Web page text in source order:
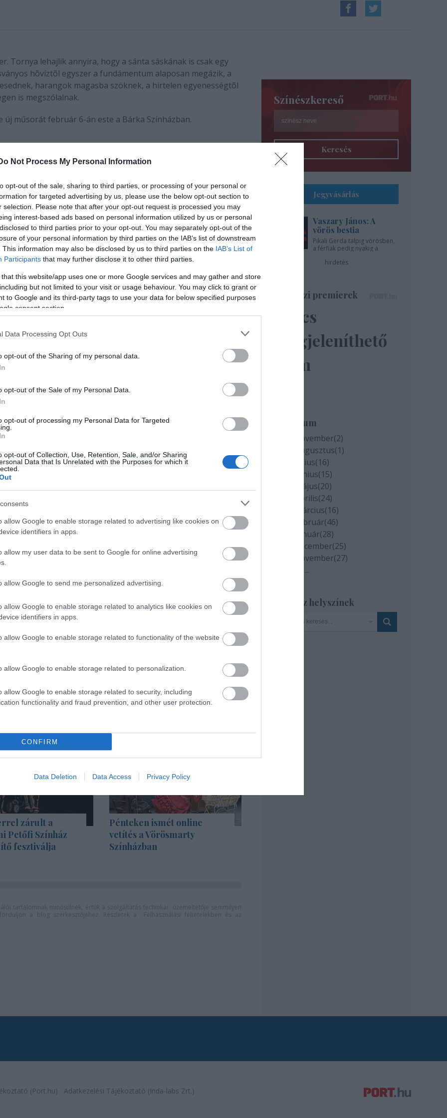
Not Process My Personal Information
opt-out of the sale, sharing to third parties, or processing of your personal or
for targeted advertising by us, please use the below opt-out section to
selection. Please note that after your opt-out request is processed you may
interest-based ads based on personal information utilized by us or personal
to third parties prior to your opt-out. You may separately opt-out of the
of your personal information by third parties on the IAB’s list of downstream
This information may also be disclosed by us to third parties on the IAB’s List of
Participants that may further disclose it to other third parties.
that this website/app uses one or more Google services and may gather and store
but not limited to your visit or usage behaviour. You may click to grant or
to Google and its third-party tags to use your data for below specified purposes
consent section.
Data Processing Opt Outs
opt-out of the Sharing of my personal data.
opt-out of the Sale of my Personal Data.
opt-out of processing my Personal Data for Targeted
opt-out of Collection, Use, Retention, Sale, and/or Sharing
Data that Is Unrelated with the Purposes for which it
allow Google to enable storage related to advertising like cookies on
identifiers in apps.
allow my user data to be sent to Google for online advertising
allow Google to send me personalized advertising.
allow Google to enable storage related to analytics like cookies on
identifiers in apps.
allow Google to enable storage related to functionality of the website
allow Google to enable storage related to personalization.
allow Google to enable storage related to security, including
functionality and fraud prevention, and other user protection.
CONFIRM
Data Deletion Data Access Privacy Policy
Tornya lehajlik annyira, hogy a sánta sáskának is csak egy
hõvíztõl egyszer a fundámentum alaposan megázik, a
harangok magasba szöknek, a hirtelen egyenességtõl
is megszólalnak.
új műsorát február 6-án este a Bárka Színházban.
hangján.
lehajlik annyira,
a harang. De a jó
megázik, a
harangok magasba
Messzi szállásokon
magát. Szekeres a
süvegébe
vizébe űle.
A megázott
Kun a vízbűl
emelkedvén
Molnár Miklós,
Mester László
Miklós, Galát
lavór,
gyerekek
zárult a
Petőfi Színház
fesztiválja
Pénteken ismét online
vetítés a Vörösmarty
Színházban
Színészkereső
Keresés
Jegyvásárlás
Vaszary János: A
vörös bestia
Pikali Gerda talpig vörösben,
a férfiak pedig nyakig a
hirdetés
Színházi premierek
Nincs
megjeleníthető
elem
Archívum
2020 november(2)
2020 augusztus(1)
2020 július(16)
2020 június(15)
2020 május(20)
2020 április(24)
2020 március(16)
2020 február(46)
2020 január(28)
2019 december(25)
2019 november(27)
...
Szinház helyszínek
(Port.hu) Adatkezelési Tájékoztató (Inda-labs Zrt.)